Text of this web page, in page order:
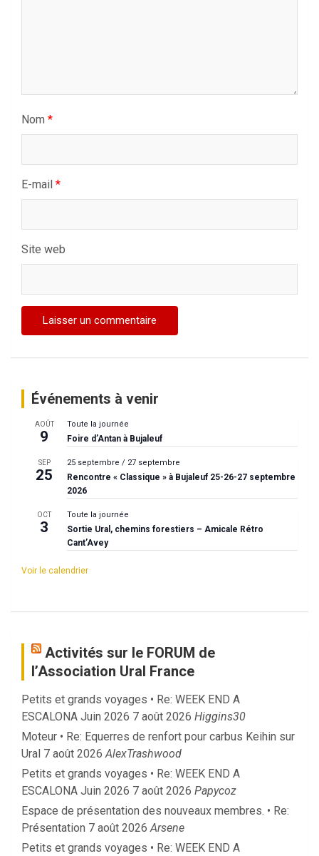
Nom *
E-mail *
Site web
Événements à venir
AOÛT
9
Toute la journée
Foire d’Antan à Bujaleuf
SEP
25
25 septembre / 27 septembre
Rencontre « Classique » à Bujaleuf 25-26-27 septembre
2026
OCT
3
Toute la journée
Sortie Ural, chemins forestiers – Amicale Rétro
Cant’Avey
Voir le calendrier
Activités sur le FORUM de
l’Association Ural France
Petits et grands voyages • Re: WEEK END A
ESCALONA Juin 2026 7 août 2026 Higgins30
Moteur • Re: Equerres de renfort pour carbus Keihin sur
Ural 7 août 2026 AlexTrashwood
Petits et grands voyages • Re: WEEK END A
ESCALONA Juin 2026 7 août 2026 Papycoz
Espace de présentation des nouveaux membres. • Re:
Présentation 7 août 2026 Arsene
Petits et grands voyages • Re: WEEK END A